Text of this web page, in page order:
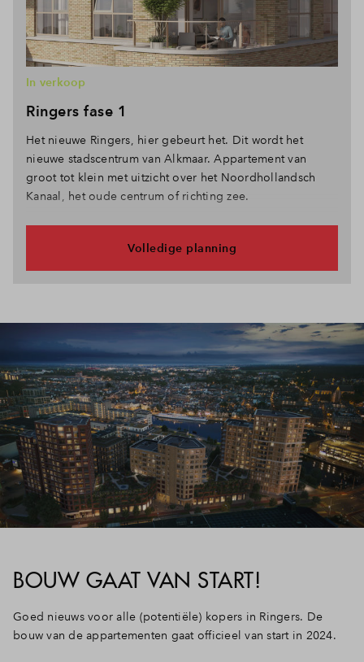
Ringers fase 1
In verkoop
Het nieuwe Ringers, hier gebeurt het. Dit wordt het
nieuwe stadscentrum van Alkmaar. Appartement van
groot tot klein met uitzicht over het Noordhollandsch
Kanaal, het oude centrum of richting zee.
Volledige planning
BOUW GAAT VAN START!
Goed nieuws voor alle (potentiële) kopers in Ringers. De
bouw van de appartementen gaat officieel van start in 2024.